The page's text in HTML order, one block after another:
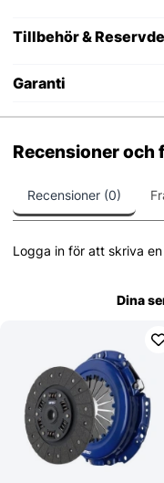
Tillbehör &
Garanti
Recensioner och
Recensioner (0)
Logga in för att skriva
Dina